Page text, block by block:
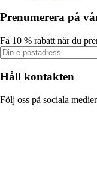
Prenumerera på
Få 10 % rabatt när du
Håll kontakten
Följ oss på sociala medier